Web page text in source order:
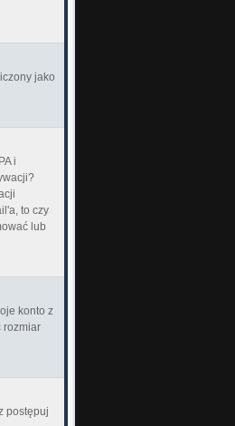
jako
i
to czy
lub
konto z
rozmiar
postępuj